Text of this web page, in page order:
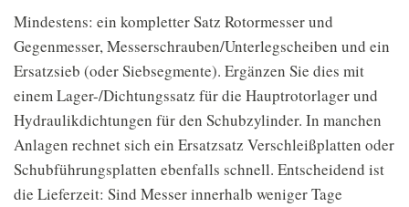
Mindestens: ein kompletter Satz Rotormesser und
Gegenmesser, Messerschrauben/Unterlegscheiben und ein
Ersatzsieb (oder Siebsegmente). Ergänzen Sie dies mit
einem Lager-/Dichtungssatz für die Hauptrotorlager und
Hydraulikdichtungen für den Schubzylinder. In manchen
Anlagen rechnet sich ein Ersatzsatz Verschleißplatten oder
Schubführungsplatten ebenfalls schnell. Entscheidend ist
die Lieferzeit: Sind Messer innerhalb weniger Tage